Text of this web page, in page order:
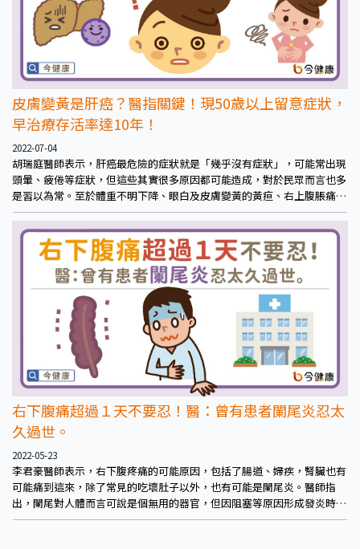
皮膚變黃是肝癌？醫指關鍵！現50歲以上留意症狀，
早治療存活率達10年！
2022-07-04
胡瑞庭醫師表示，肝癌最危險的症狀就是「幾乎沒有症狀」，可能常出現
頭暈、疲倦等症狀，但這些其實很多原因都可能造成，對於民眾而言也多
是習以為常。至於體重不明下降、眼白及皮膚變黃的黃疸、右上腹脹痛、
腸胃道出血而吐血等，較顯而易見或較為嚴重的症狀，往往都已經進入了
中晚期。這也是為什麼常呼籲民眾正視長期疲倦、頭暈等問題，如有發現
異常應盡早檢查，這些不明顯症狀是許多癌症早期的共通特色，肝癌也在
其中。
右下腹痛超過１天不要忍！醫：曾有患者闌尾炎忍太
久過世。
2022-05-23
李君豪醫師表示，右下腹疼痛的可能原因，包括了腸道、婦疾，腎臟也有
可能痛到這來，除了常見的吃壞肚子以外，也有可能是闌尾炎。醫師指
出，闌尾對人體而言可說是個無用的器官，但因阻塞等原因形成發炎時，
卻有著致命風險，最典型的症狀就是右下腹疼痛。